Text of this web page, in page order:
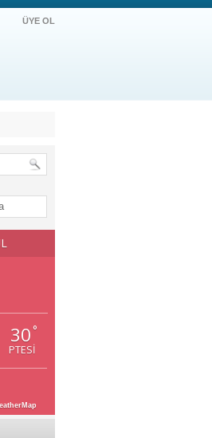
ÜYE OL
30 °
PTESI